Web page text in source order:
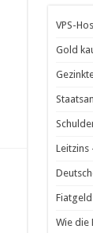
VPS-
Gold
Leitzins
Wie die